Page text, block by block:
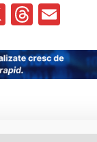
X
T
e
a
ail